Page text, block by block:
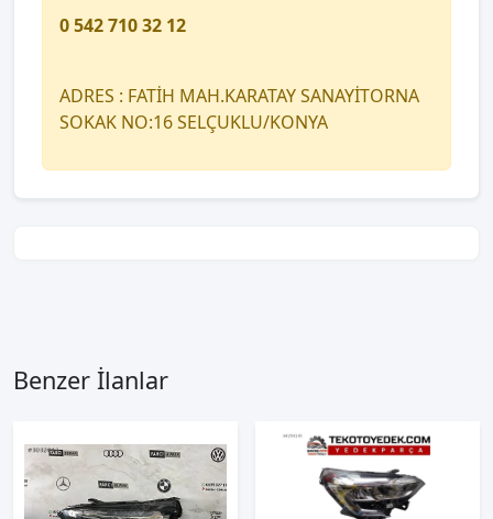
0 542 710 32 12
ADRES : FATİH MAH.KARATAY SANAYİTORNA
SOKAK NO:16 SELÇUKLU/KONYA
Benzer İlanlar